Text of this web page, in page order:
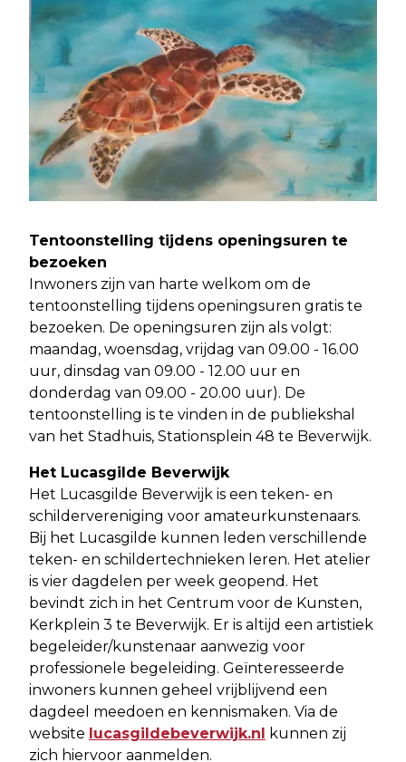
Tentoonstelling tijdens openingsuren te
bezoeken
Inwoners zijn van harte welkom om de
tentoonstelling tijdens openingsuren gratis te
bezoeken. De openingsuren zijn als volgt:
maandag, woensdag, vrijdag van 09.00 - 16.00
uur, dinsdag van 09.00 - 12.00 uur en
donderdag van 09.00 - 20.00 uur). De
tentoonstelling is te vinden in de publiekshal
van het Stadhuis, Stationsplein 48 te Beverwijk.
Het Lucasgilde Beverwijk
Het Lucasgilde Beverwijk is een teken- en
schildervereniging voor amateurkunstenaars.
Bij het Lucasgilde kunnen leden verschillende
teken- en schildertechnieken leren. Het atelier
is vier dagdelen per week geopend. Het
bevindt zich in het Centrum voor de Kunsten,
Kerkplein 3 te Beverwijk. Er is altijd een artistiek
begeleider/kunstenaar aanwezig voor
professionele begeleiding. Geïnteresseerde
inwoners kunnen geheel vrijblijvend een
dagdeel meedoen en kennismaken. Via de
website lucasgildebeverwijk.nl
kunnen zij
zich hiervoor aanmelden.